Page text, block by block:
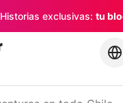
Historias exclusivas: tu